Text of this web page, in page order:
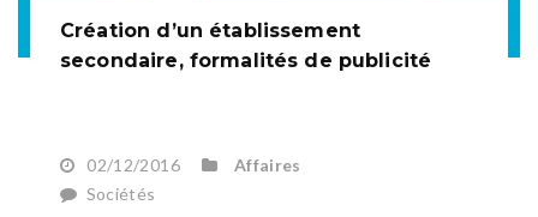
Création d’un établissement
secondaire, formalités de publicité
02/12/2016
Affaires
Sociétés